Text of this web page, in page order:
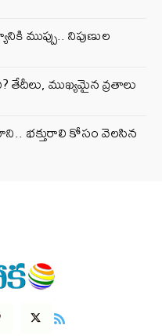
ముప్పు.. నిపుణుల
తేదీలు, ముఖ్యమైన వ్రతాలు
భక్తురాలి కోసం వెలసిన